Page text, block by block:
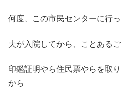
何度、この市民センターに行
夫が入院してから、ことある
印鑑証明やら住民票やらを取
から